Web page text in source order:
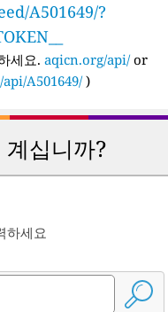
A501649/?
세요. aqicn.org/api/or
A501649/)
십니까?
하세요